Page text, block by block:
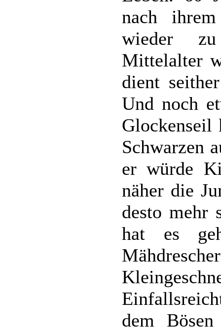
nach
wieder
Mittelalter
dient
Und noch
Glockenseil
Schwarzen
er würde
näher die
desto mehr
hat es
dem